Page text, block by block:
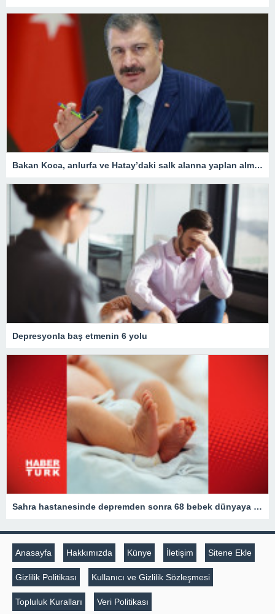
Bakan Koca, anlurfa ve Hatay’daki salk alanna yaplan almalar aklad
Depresyonla baş etmenin 6 yolu
Sahra hastanesinde depremden sonra 68 bebek dünyaya geldi
Anasayfa Hakkımızda Künye İletişim Sitene Ekle
Gizlilik Politikası Kullanıcı ve Gizlilik Sözleşmesi
Topluluk Kuralları Veri Politikası